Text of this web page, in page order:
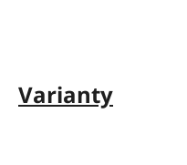
Varianty